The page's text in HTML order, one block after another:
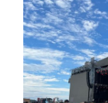
कारखाने का दौरा
गुणवत्ता नियंत्रण